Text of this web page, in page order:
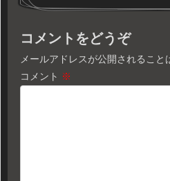
コメントをどうぞ
メールアドレスが公開されること
コメント ※